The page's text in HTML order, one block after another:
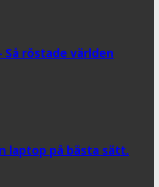
Så röstade världen
laptop på bästa sätt.